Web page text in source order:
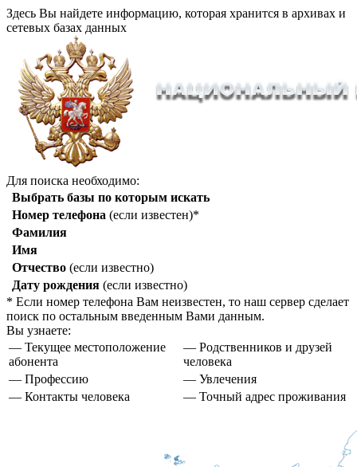
Здесь Вы найдете информацию, которая хранится в архивах и
сетевых базах данных
Для поиска необходимо:
Выбрать базы по которым искать
Номер телефона (если известен)*
Фамилия
Имя
Отчество (если известно)
Дату рождения (если известно)
* Если номер телефона Вам неизвестен, то наш сервер сделает
поиск по остальным введенным Вами данным.
Вы узнаете:
— Текущее местоположение
абонента
— Родственников и друзей
человека
— Профессию
— Увлечения
— Контакты человека
— Точный адрес проживания